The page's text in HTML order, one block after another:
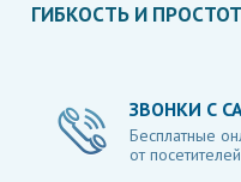
ГИБКОСТЬ И
ЗВОНКИ С
Бесплатные
от посетителей